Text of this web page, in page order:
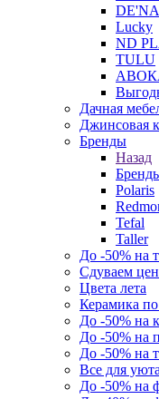
Lucky
ND
TULU
Дачная
Джинсовая
Бренды
Назад
Polaris
Tefal
Taller
До -50% на
Сдуваем
Цвета лета
Керамика
До -50% на
До -50% на
До -50% на
Все для уюта
До -50% на